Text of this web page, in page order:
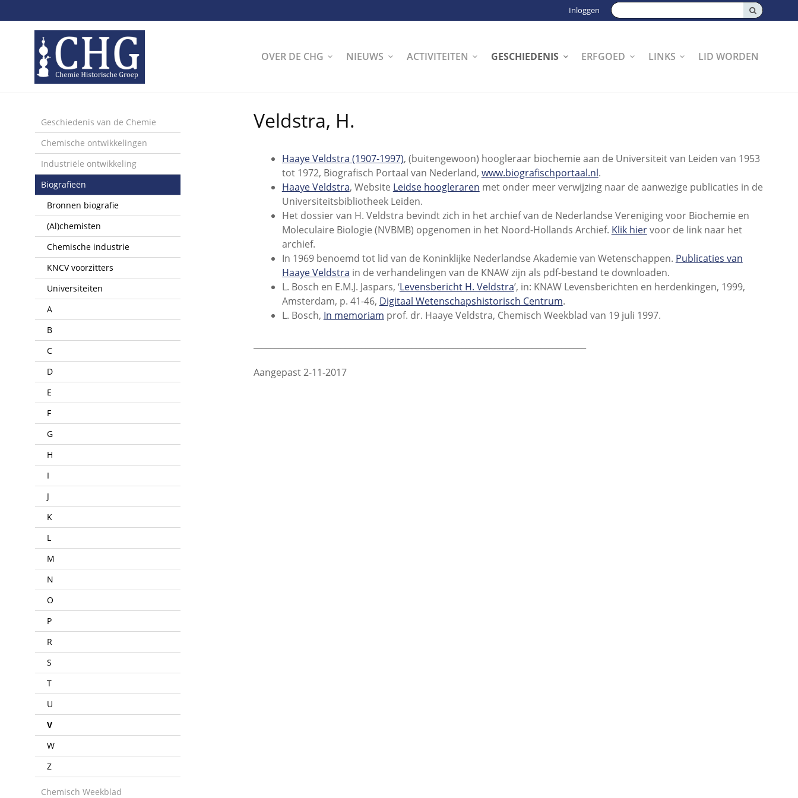
links
Spring
naar
de
inhoud
naar
het
menu
Zoeken:
Inloggen
OVER DE CHG NIEUWS ACTIVITEITEN GESCHIEDENIS ERFGOED LINKS LID WORDEN
Veldstra, H.
Haaye Veldstra (1907-1997), (buitengewoon) hoogleraar biochemie aan de Universiteit van Leiden van 1953
tot 1972, Biografisch Portaal van Nederland, www.biografischportaal.nl.
Haaye Veldstra, Website Leidse hoogleraren met onder meer verwijzing naar de aanwezige publicaties in de
Universiteitsbibliotheek Leiden.
Het dossier van H. Veldstra bevindt zich in het archief van de Nederlandse Vereniging voor Biochemie en
Moleculaire Biologie (NVBMB) opgenomen in het Noord-Hollands Archief. Klik hiervoor de link naar het
archief.
In 1969 benoemd tot lid van de Koninklijke Nederlandse Akademie van Wetenschappen. Publicaties van
Haaye Veldstra in de verhandelingen van de KNAW zijn als pdf-bestand te downloaden.
L. Bosch en E.M.J. Jaspars, ‘Levensbericht H. Veldstra’, in: KNAW Levensberichten en herdenkingen, 1999,
Amsterdam, p. 41-46, Digitaal Wetenschapshistorisch Centrum.
L. Bosch, In memoriam prof. dr. Haaye Veldstra, Chemisch Weekblad van 19 juli 1997.
Aangepast 2-11-2017
Geschiedenis van de Chemie
Chemische ontwikkelingen
Industriële ontwikkeling
Biografieën
Bronnen biografie
(Al)chemisten
Chemische industrie
KNCV voorzitters
Universiteiten
A
B
C
D
E
F
G
H
I
J
K
L
M
N
O
P
R
S
T
U
V
W
Z
Chemisch Weekblad